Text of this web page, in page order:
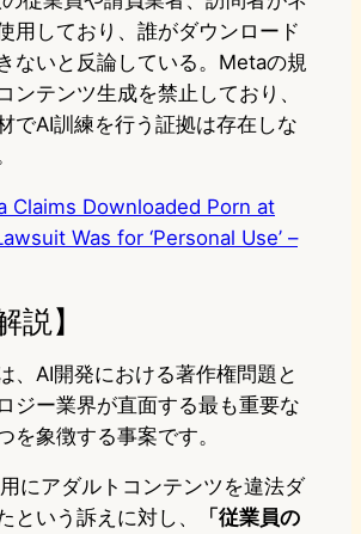
用しており、誰がダウンロード
ないと反論している。Metaの規
ンテンツ生成を禁止しており、
でAI訓練を行う証拠は存在しな
Claims Downloaded Porn at
Was for ‘Personal Use’ –
説】
、AI開発における著作権問題と
ジー業界が直面する最も重要な
を象徴する事案です。
にアダルトコンテンツを違法ダ
という訴えに対し、
「従業員の